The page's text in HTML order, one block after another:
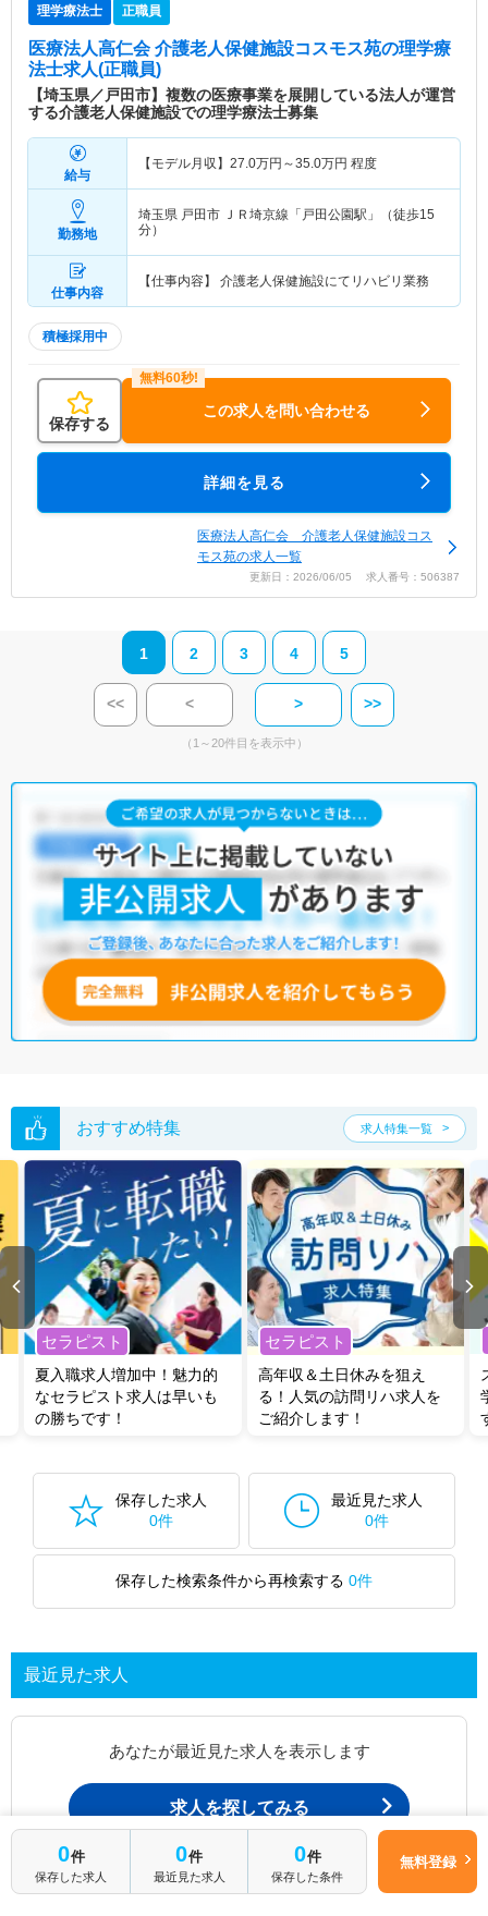
理学療法士 正職員
医療法人高仁会 介護老人保健施設コスモス苑の理学療
法士求人(正職員)
【埼玉県／戸田市】複数の医療事業を展開している法人が運営
する介護老人保健施設での理学療法士募集
給与
【モデル月収】 27.0万円～35.0万円 程度
勤務地
埼玉県 戸田市 ＪＲ埼京線「戸田公園駅」（徒歩15
分）
仕事内容
【仕事内容】 介護老人保健施設にてリハビリ業務
積極採用中
保存する
この求人を問い合わせる
詳細を見る
医療法人高仁会 介護老人保健施設コス
モス苑の求人一覧
更新日：2026/06/05 求人番号：506387
1 2 3 4 5
<< < > >>
（1～20件目を表示中）
おすすめ特集 求人特集一覧
セラピスト
夏入職求人増加中！魅力的
なセラピスト求人は早いも
の勝ちです！
セラピスト
高年収＆土日休みを狙え
る！人気の訪問リハ求人を
ご紹介します！
保存した求人
0件
最近見た求人
0件
保存した検索条件から再検索する 0件
最近見た求人
あなたが最近見た求人を表示します
求人を探してみる
最近見た求人一覧ページから、
0件
保存した求人
0件
最近見た求人
0件
保存した条件
無料登録